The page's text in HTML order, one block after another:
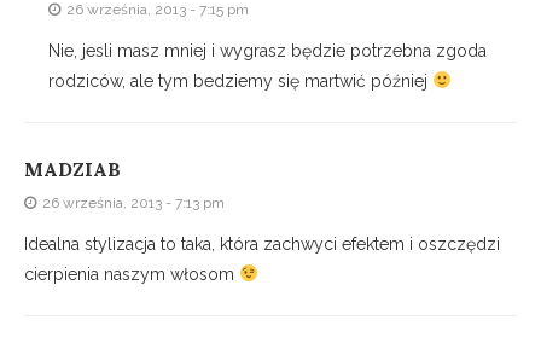
26 września, 2013 - 7:15 pm
Nie, jesli masz mniej i wygrasz będzie potrzebna zgoda
rodziców, ale tym bedziemy się martwić później
MADZIAB
26 września, 2013 - 7:13 pm
Idealna stylizacja to taka, która zachwyci efektem i oszczędzi
cierpienia naszym włosom